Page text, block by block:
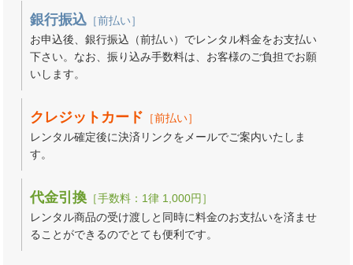
銀行振込［前払い］
お申込後、銀行振込（前払い）でレンタル料金をお支払い
下さい。なお、振り込み手数料は、お客様のご負担でお願
いします。
クレジットカード ［前払い］
レンタル確定後に決済リンクをメールでご案内いたしま
す。
代金引換［手数料：1律 1,000円］
レンタル商品の受け渡しと同時に料金のお支払いを済ませ
ることができるのでとても便利です。